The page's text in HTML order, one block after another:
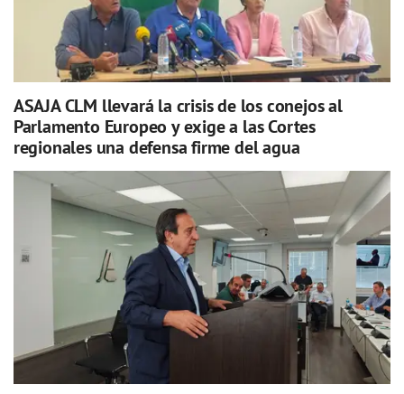
ASAJA CLM llevará la crisis de los conejos al
Parlamento Europeo y exige a las Cortes
regionales una defensa firme del agua